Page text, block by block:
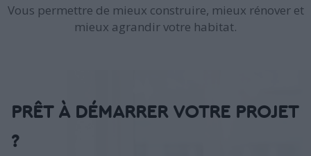
Vous permettre de mieux construire, mieux rénover et
mieux agrandir votre habitat.
PRÊT À DÉMARRER VOTRE PROJET
?